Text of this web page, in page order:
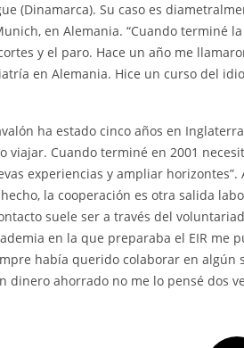
(Dinamarca). Su caso es
en Alemania. “Cuando terminé
y el paro. Hace un año me
en Alemania. Hice un curso del
ha estado cinco años en
viajar. Cuando terminé en 2001
experiencias y ampliar
la cooperación es otra salida
suele ser a través del
en la que preparaba el EIR me
había querido colaborar en algún
dinero ahorrado no me lo pensé dos